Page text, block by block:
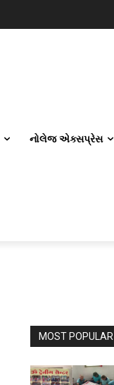
નોલેજ એક્સપ્રેસ
MOST POPULAR